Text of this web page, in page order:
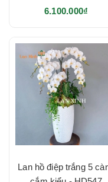
6.100.000₫
Lan hồ điệp trắng 5